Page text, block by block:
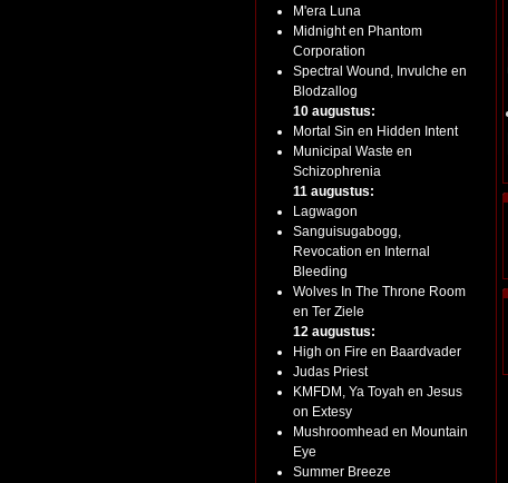
M'era Luna
Midnight en Phantom
Corporation
Spectral Wound, Invulche en
Blodzallog
10 augustus:
Mortal Sin en Hidden Intent
Municipal Waste en
Schizophrenia
11 augustus:
Lagwagon
Sanguisugabogg,
Revocation en Internal
Bleeding
Wolves In The Throne Room
en Ter Ziele
12 augustus:
High on Fire en Baardvader
Judas Priest
KMFDM, Ya Toyah en Jesus
on Extesy
Mushroomhead en Mountain
Eye
Summer Breeze